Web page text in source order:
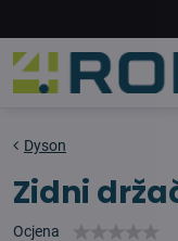
Dyson
Zidni
Ocjena